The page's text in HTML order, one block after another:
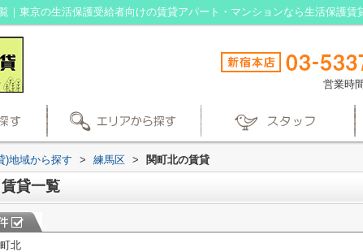
｜東京の生活保護受給者向けの賃貸アパート・マンションなら生活保護賃
営業時
)地域から探す > 練馬区 > 関町北の賃貸
貸一覧
北